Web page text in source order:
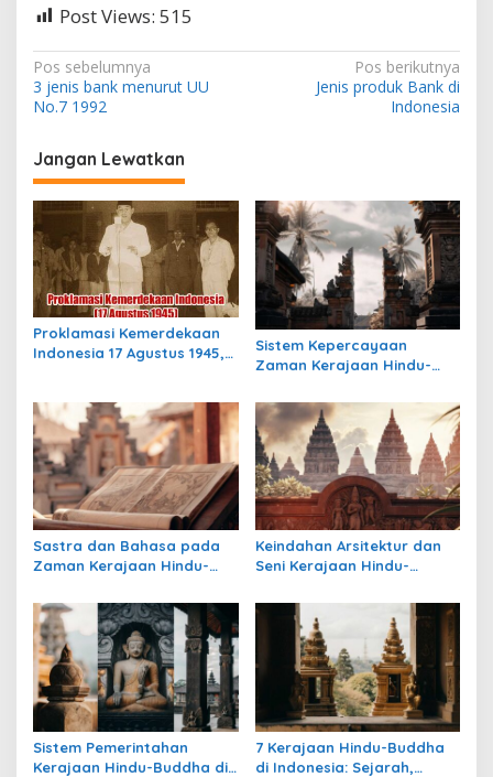
Post Views: 515
N
a
i
g
a
s
i
p
o
Pos sebelumnya
3 jenis bank menurut UU
No.7 1992
Pos berikutnya
Jenis produk Bank di
Indonesia
Jangan Lewatkan
Proklamasi Kemerdekaan
Indonesia 17 Agustus 1945,
Sistem Kepercayaan
Zaman Kerajaan Hindu-
Warisan Spiritual yang
Masih Bertahan
Sastra dan Bahasa pada
Zaman Kerajaan Hindu-
Keindahan Arsitektur dan
Seni Kerajaan Hindu-
Warisan Megah yang Abadi
Sistem Pemerintahan
Kerajaan Hindu-Buddha di
7 Kerajaan Hindu-Buddha
di Indonesia: Sejarah,